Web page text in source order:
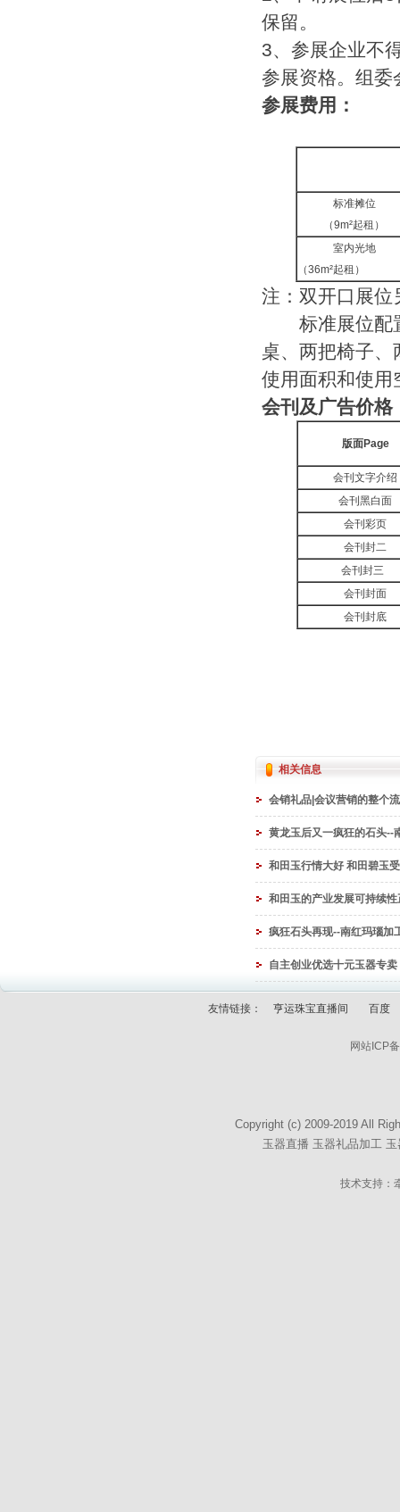
保留。
3、参展企业不
参展资格。组委
参展费用：
标准摊位
（9m²起租）
室内光地
（36m²起租）
注：双开口展位
标准展位配
桌、两把椅子
使用面积和使用
会刊及广告价格
版面Page
会刊文字介绍
会刊黑白面
会刊彩页
会刊封二
会刊封三
会刊封面
会刊封底
相关信息
会销礼品|会议营销的整个
黄龙玉后又一疯狂的石头--
和田玉行情大好 和田碧玉
和田玉的产业发展可持续性
疯狂石头再现--南红玛瑙加
自主创业优选十元玉器专卖
友情链接： 亨运珠宝直播间 百度
网站ICP
Copyright (c) 2009-2019 All
玉器直播 玉器礼品加工
技术支持：